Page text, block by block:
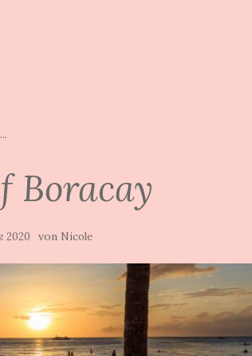
...
Boracay
2020 von Nicole